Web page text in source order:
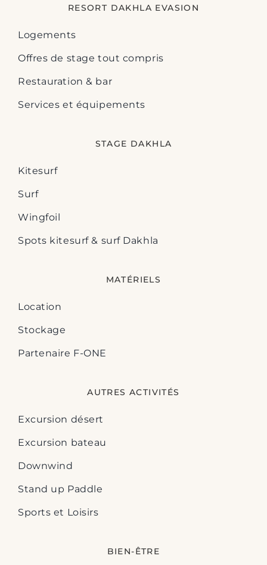
RESORT DAKHLA EVASION
Logements
Offres de stage tout compris
Restauration & bar
Services et équipements
STAGE DAKHLA
Kitesurf
Surf
Wingfoil
Spots kitesurf & surf Dakhla
MATÉRIELS
Location
Stockage
Partenaire F-ONE
AUTRES ACTIVITÉS
Excursion désert
Excursion bateau
Downwind
Stand up Paddle
Sports et Loisirs
BIEN-ÊTRE